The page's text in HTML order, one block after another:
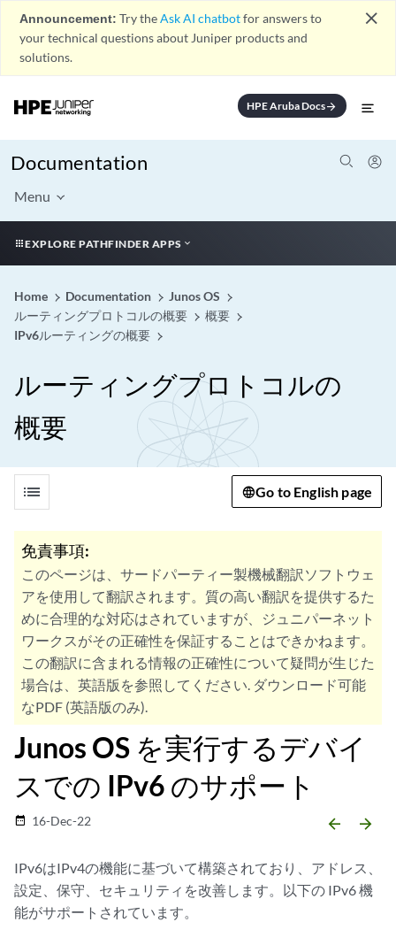
Announcement: Try theAsk AI chatbotfor answers to
your technical questions about Juniper products and
solutions.
close
HPE Aruba Docsarrow_forward
Documentation
Menu
EXPLORE PATHFINDER APPS
Home Documentation
Junos OS
ルーティングプロトコルの概要
概要
IPv6ルーティングの概要
ルーティングプロトコルの
概要
list Go to English page
免責事項:
このページは、サードパーティー製機械翻訳ソフトウェ
アを使用して翻訳されます。質の高い翻訳を提供するた
めに合理的な対応はされていますが、ジュニパーネット
ワークスがその正確性を保証することはできかねます。
この翻訳に含まれる情報の正確性について疑問が生じた
場合は、英語版を参照してください. ダウンロード可能
なPDF (英語版のみ).
Junos OS を実行するデバイ
スでの IPv6 のサポート
date_range 16-Dec-22 arrow_backward arrow_forward
IPv6はIPv4の機能に基づいて構築されており、アドレス、
設定、保守、セキュリティを改善します。以下の IPv6 機
能がサポートされています。